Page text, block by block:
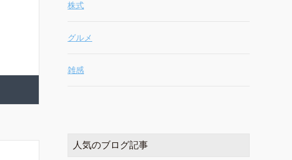
株式
グルメ
雑感
人気のブログ記事